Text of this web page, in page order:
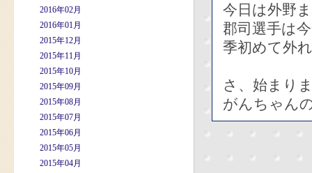
2016年02月
2016年01月
2015年12月
2015年11月
2015年10月
2015年09月
2015年08月
2015年07月
2015年06月
2015年05月
2015年04月
今日は外野
郡司選手は
季初めて外
さ、始まり
がんちゃん